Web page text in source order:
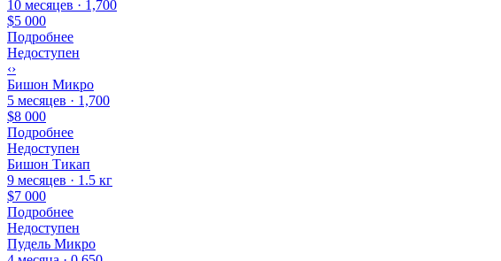
10 месяцев · 1,700
$5 000
Подробнее
Недоступен
‹›
Бишон Микро
5 месяцев · 1,700
$8 000
Подробнее
Недоступен
Бишон Тикап
9 месяцев · 1.5 кг
$7 000
Подробнее
Недоступен
Пудель Микро